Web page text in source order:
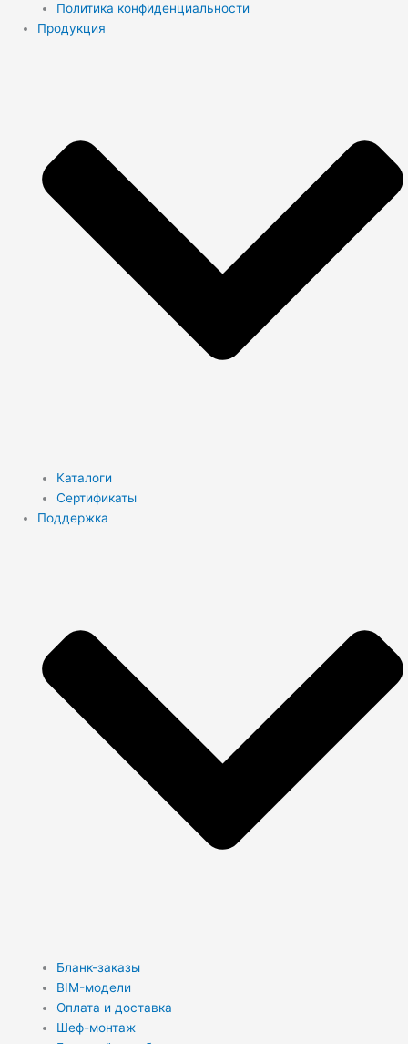
Политика конфиденциальности
Продукция
Каталоги
Сертификаты
Поддержка
Бланк-заказы
BIM-модели
Оплата и доставка
Шеф-монтаж